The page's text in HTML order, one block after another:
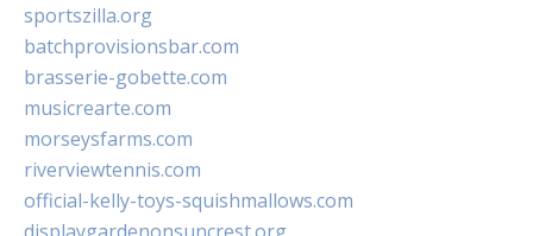
sportszilla.org
batchprovisionsbar.com
brasserie-gobette.com
musicrearte.com
morseysfarms.com
riverviewtennis.com
official-kelly-toys-squishmallows.com